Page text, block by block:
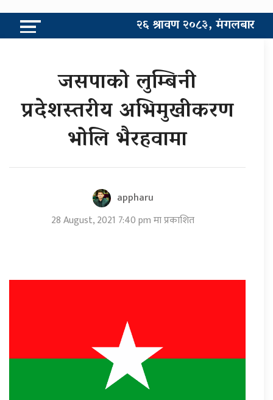
२६ श्रावण २०८३, मंगलबार
जसपाको लुम्बिनी
प्रदेशस्तरीय अभिमुखीकरण
भोलि भैरहवामा
appharu
28 August, 2021 7:40 pm मा प्रकाशित